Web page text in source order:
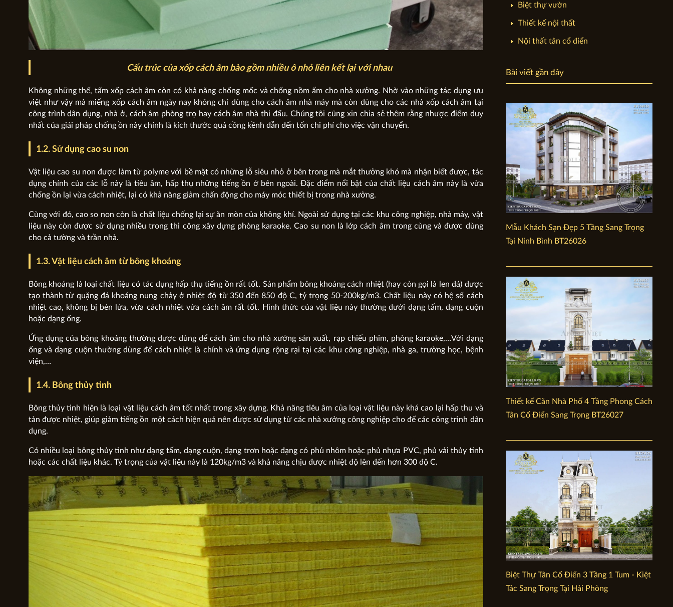
Cấu trúc của xốp cách âm bào gồm nhiều ô nhỏ liên kết lại với nhau
Không những thế, tấm xốp cách âm còn có khả năng chống mốc và chống nồm ẩm cho nhà xưởng. Nhờ vào những tác dụng ưu
việt như vậy mà miếng xốp cách âm ngày nay không chỉ dùng cho cách âm nhà máy mà còn dùng cho các nhà xốp cách âm tại
công trình dân dụng, nhà ở, cách âm phòng trọ hay cách âm nhà thi đấu. Chúng tôi cũng xin chia sẻ thêm rằng nhược điểm duy
nhất của giải pháp chống ồn này chính là kích thước quá cồng kềnh dẫn đến tốn chi phí cho việc vận chuyển.
1.2. Sử dụng cao su non
Vật liệu cao su non được làm từ polyme với bề mặt có những lỗ siêu nhỏ ở bên trong mà mắt thưởng khó mà nhận biết được, tác
dụng chính của các lỗ này là tiêu âm, hấp thụ những tiếng ồn ở bên ngoài. Đặc điểm nổi bật của chất liệu cách âm này là vừa
chống ồn lại vừa cách nhiệt, lại có khả năng giảm chấn động cho máy móc thiết bị trong nhà xưởng.
Cùng với đó, cao so non còn là chất liệu chống lại sự ăn mòn của không khí. Ngoài sử dụng tại các khu công nghiệp, nhà máy, vật
liệu này còn được sử dụng nhiều trong thi công xây dựng phòng karaoke. Cao su non là lớp cách âm trong cùng và được dùng
cho cả tường và trần nhà.
1.3. Vật liệu cách âm từ bông khoáng
Bông khoáng là loại chất liệu có tác dụng hấp thụ tiếng ồn rất tốt. Sản phẩm bông khoáng cách nhiệt (hay còn gọi là len đá) được
tạo thành từ quặng đá khoáng nung chảy ở nhiệt độ từ 350 đến 850 độ C, tỷ trọng 50-200kg/m3. Chất liệu này có hệ số cách
nhiệt cao, không bị bén lửa, vừa cách nhiệt vừa cách âm rất tốt. Hình thức của vật liệu này thường dưới dạng tấm, dạng cuộn
hoặc dạng ống.
Ứng dụng của bông khoáng thường được dùng để cách âm cho nhà xưởng sản xuất, rạp chiếu phim, phòng karaoke,…Với dạng
ống và dạng cuộn thường dùng để cách nhiệt là chính và ứng dụng rộng rại tại các khu công nghiệp, nhà ga, trường học, bệnh
viện,…
1.4. Bông thủy tinh
Bông thủy tinh hiện là loại vật liệu cách âm tốt nhất trong xây dựng. Khả năng tiêu âm của loại vật liệu này khá cao lại hấp thu và
tản được nhiệt, giúp giảm tiếng ồn một cách hiện quả nên được sử dụng từ các nhà xưởng công nghiệp cho đế các công trình dân
dụng.
Có nhiều loại bông thủy tình như dạng tấm, dạng cuộn, dạng trơn hoặc dạng có phủ nhôm hoặc phủ nhựa PVC, phủ vải thủy tinh
hoặc các chất liệu khác. Tỷ trọng của vật liệu này là 120kg/m3 và khả năng chịu được nhiệt độ lên đến hơn 300 độ C.
Biệt thự vườn
Thiết kế nội thất
Nội thất tân cổ điển
Bài viết gần đây
Mẫu Khách Sạn Đẹp 5 Tầng Sang Trọng
Tại Ninh Bình BT26026
Thiết kế Căn Nhà Phố 4 Tầng Phong Cách
Tân Cổ Điển Sang Trọng BT26027
Biệt Thự Tân Cổ Điển 3 Tầng 1 Tum - Kiệt
Tác Sang Trọng Tại Hải Phòng